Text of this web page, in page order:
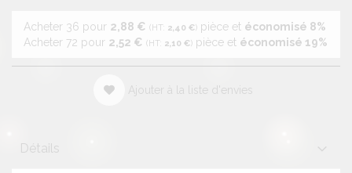
Acheter 36 pour 2,88 € 2,40 € pièce et économisé 8%
Acheter 72 pour 2,52 € 2,10 € pièce et économisé 19%
Ajouter à la liste d'envies
Détails